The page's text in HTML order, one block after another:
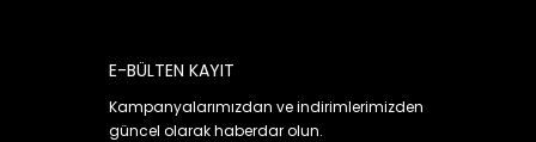
E-BÜLTEN KAYIT
Kampanyalarımızdan ve indirimlerimizden
güncel olarak haberdar olun.